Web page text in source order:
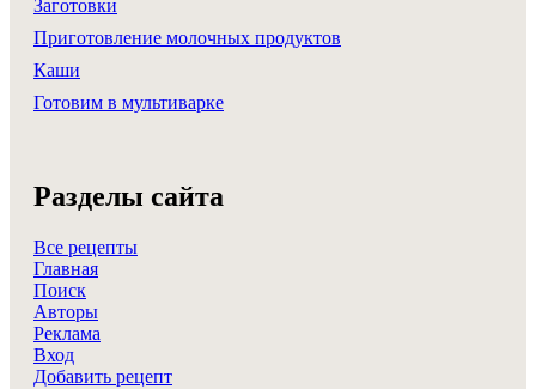
Заготовки
Приготовление молочных продуктов
Каши
Готовим в мультиварке
Разделы сайта
Все рецепты
Главная
Поиск
Авторы
Реклама
Вход
Добавить рецепт